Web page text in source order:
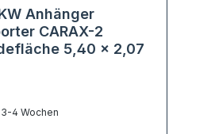
Anhänger
CARAX-2
5,40 x 2,07
4 Wochen